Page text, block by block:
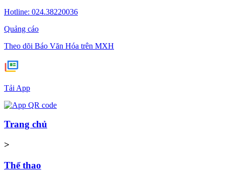
Hotline: 024.38220036
Quảng cáo
Theo dõi Báo Văn Hóa trên MXH
Tải App
Trang chủ
>
Thể thao